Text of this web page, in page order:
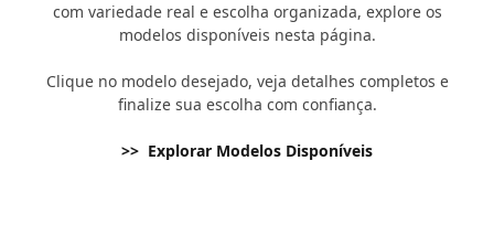
com variedade real e escolha organizada, explore os
modelos disponíveis nesta página.
Clique no modelo desejado, veja detalhes completos e
finalize sua escolha com confiança.
>> Explorar Modelos Disponíveis